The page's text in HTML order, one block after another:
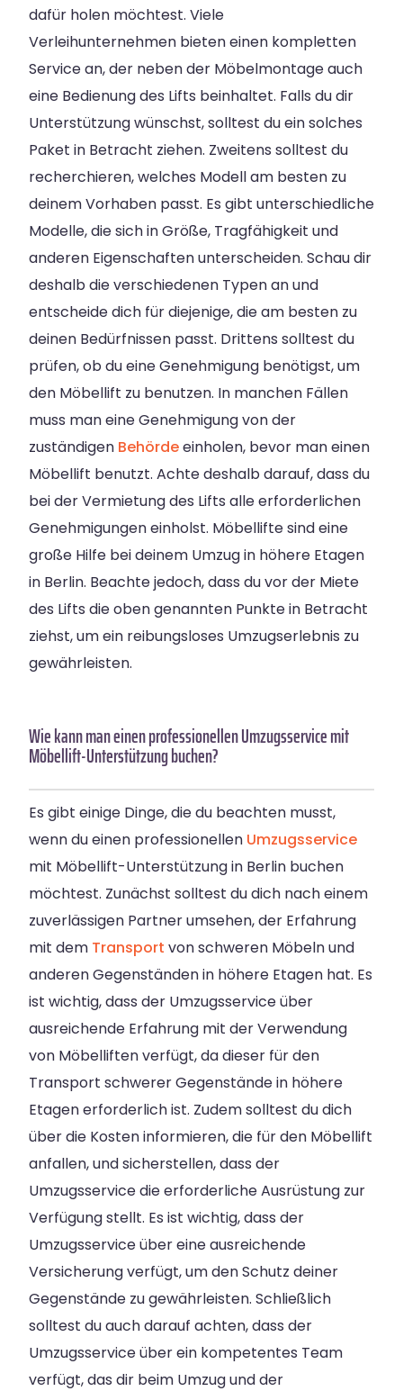
dafür holen möchtest. Viele
Verleihunternehmen bieten einen kompletten
Service an, der neben der Möbelmontage auch
eine Bedienung des Lifts beinhaltet. Falls du dir
Unterstützung wünschst, solltest du ein solches
Paket in Betracht ziehen. Zweitens solltest du
recherchieren, welches Modell am besten zu
deinem Vorhaben passt. Es gibt unterschiedliche
Modelle, die sich in Größe, Tragfähigkeit und
anderen Eigenschaften unterscheiden. Schau dir
deshalb die verschiedenen Typen an und
entscheide dich für diejenige, die am besten zu
deinen Bedürfnissen passt. Drittens solltest du
prüfen, ob du eine Genehmigung benötigst, um
den Möbellift zu benutzen. In manchen Fällen
muss man eine Genehmigung von der
zuständigen Behördeeinholen, bevor man einen
Möbellift benutzt. Achte deshalb darauf, dass du
bei der Vermietung des Lifts alle erforderlichen
Genehmigungen einholst. Möbellifte sind eine
große Hilfe bei deinem Umzug in höhere Etagen
in Berlin. Beachte jedoch, dass du vor der Miete
des Lifts die oben genannten Punkte in Betracht
ziehst, um ein reibungsloses Umzugserlebnis zu
gewährleisten.
Wie kann man einen professionellen Umzugsservice mit
Möbellift-Unterstützung buchen?
Es gibt einige Dinge, die du beachten musst,
wenn du einen professionellen Umzugsservice
mit Möbellift-Unterstützung in Berlin buchen
möchtest. Zunächst solltest du dich nach einem
zuverlässigen Partner umsehen, der Erfahrung
mit dem Transport von schweren Möbeln und
anderen Gegenständen in höhere Etagen hat. Es
ist wichtig, dass der Umzugsservice über
ausreichende Erfahrung mit der Verwendung
von Möbelliften verfügt, da dieser für den
Transport schwerer Gegenstände in höhere
Etagen erforderlich ist. Zudem solltest du dich
über die Kosten informieren, die für den Möbellift
anfallen, und sicherstellen, dass der
Umzugsservice die erforderliche Ausrüstung zur
Verfügung stellt. Es ist wichtig, dass der
Umzugsservice über eine ausreichende
Versicherung verfügt, um den Schutz deiner
Gegenstände zu gewährleisten. Schließlich
solltest du auch darauf achten, dass der
Umzugsservice über ein kompetentes Team
verfügt, das dir beim Umzug und der